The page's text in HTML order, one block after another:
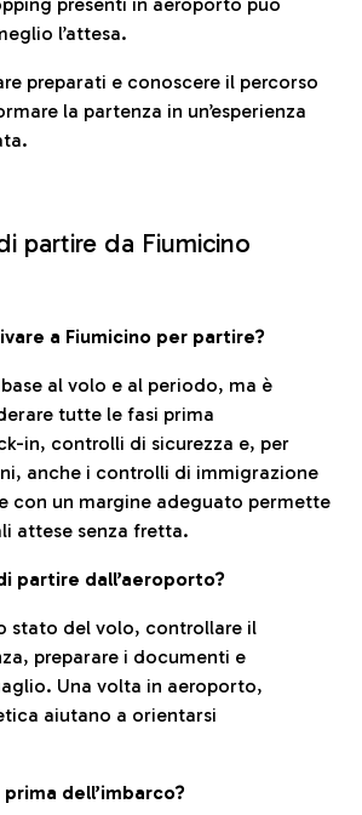
l’attesa.
preparati e conoscere il percorso
la partenza in un’esperienza
partire da Fiumicino
a Fiumicino per partire?
al volo e al periodo, ma è
tutte le fasi prima
in, controlli di sicurezza e, per
anche i controlli di immigrazione
con un margine adeguato permette
attese senza fretta.
partire dall’aeroporto?
stato del volo, controllare il
preparare i documenti e
Una volta in aeroporto,
aiutano a orientarsi
dell’imbarco?